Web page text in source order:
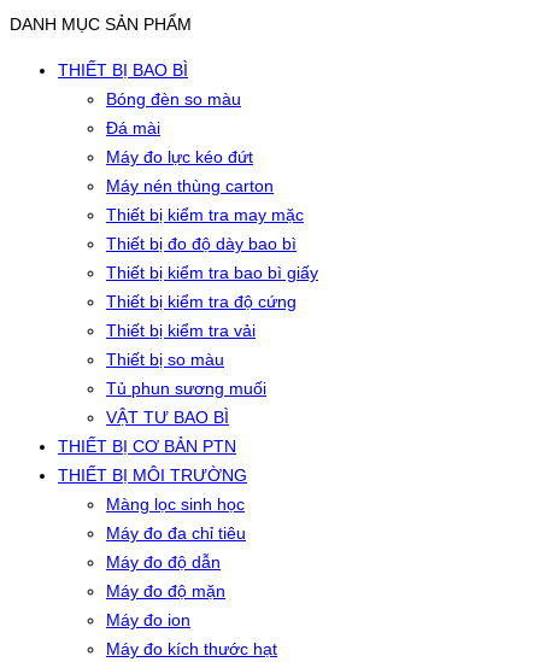
DANH MỤC SẢN PHẨM
THIẾT BỊ BAO BÌ
Bóng đèn so màu
Đá mài
Máy đo lực kéo đứt
Máy nén thùng carton
Thiết bị kiểm tra may mặc
Thiết bị đo độ dày bao bì
Thiết bị kiểm tra bao bì giấy
Thiết bị kiểm tra độ cứng
Thiết bị kiểm tra vải
Thiết bị so màu
Tủ phun sương muối
VẬT TƯ BAO BÌ
THIẾT BỊ CƠ BẢN PTN
THIẾT BỊ MÔI TRƯỜNG
Màng lọc sinh học
Máy đo đa chỉ tiêu
Máy đo độ dẫn
Máy đo độ mặn
Máy đo ion
Máy đo kích thước hạt